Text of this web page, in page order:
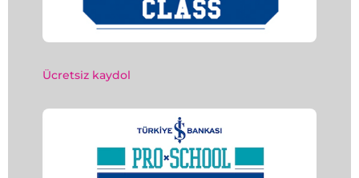
Ücretsiz kaydol